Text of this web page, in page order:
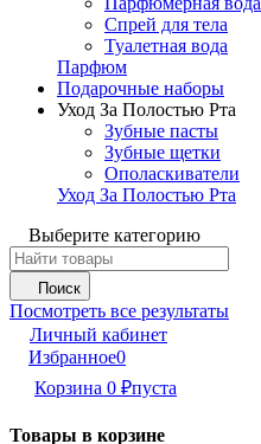
Спрей для тела
Туалетная вода
Парфюм
Подарочные наборы
Уход За Полостью Рта
Зубные пасты
Зубные щетки
Ополаскиватели
Уход За Полостью Рта
Выберите категорию
Поиск
Посмотреть все результаты
Личный кабинет
Избранное0
Корзина 0 ₽пуста
Товары в корзине